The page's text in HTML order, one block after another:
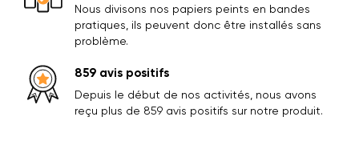
Nous divisons nos papiers peints en bandes
pratiques, ils peuvent donc être installés sans
problème.
859 avis positifs
Depuis le début de nos activités, nous avons
reçu plus de 859 avis positifs sur notre produit.